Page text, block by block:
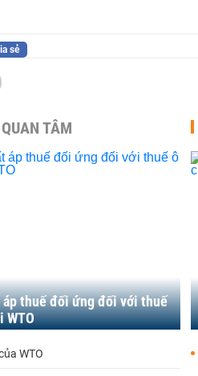
sẻ
TÂM
thuế đối ứng đối với thuế
WTO
WTO